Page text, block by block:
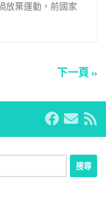
放棄運動，前國家
下一頁 »